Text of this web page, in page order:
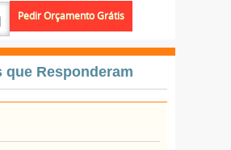
que Responderam